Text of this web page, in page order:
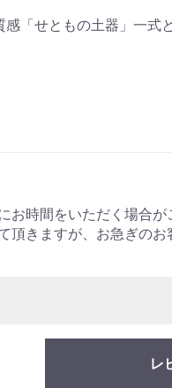
「せともの土器」一式と
時間をいただく場合が
きますが、お急ぎの
レ